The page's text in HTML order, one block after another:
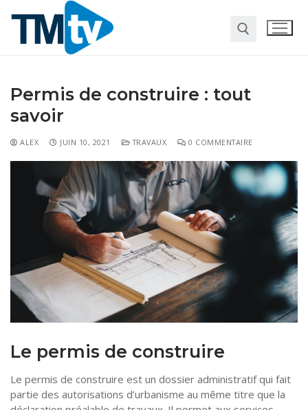
Habitat
Travaux
Pour la maison
Entreprise
Marketing
Finance
Transformation digitale
Société
Gastronomie
Santé-Beauté
Droit
Divers
Permis de construire : tout
savoir
ALEX JUIN 10, 2021 TRAVAUX 0 COMMENTAIRE
Le permis de construire
Le permis de construire est un dossier administratif qui fait
partie des autorisations d’urbanisme au même titre que la